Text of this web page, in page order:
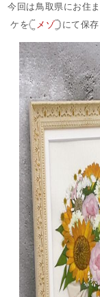
今回は鳥取県にお住
ケを‎𓊆 メゾ𓊇にて保